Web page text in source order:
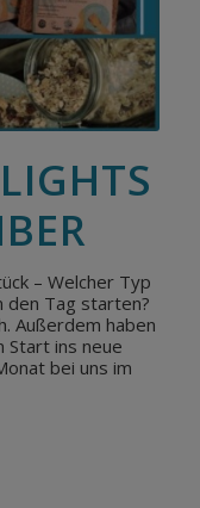
– Welcher Typ
den Tag starten?
Außerdem haben
Start ins neue
bei uns im